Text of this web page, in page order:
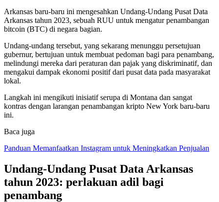
Arkansas baru-baru ini mengesahkan Undang-Undang Pusat Data
Arkansas tahun 2023, sebuah RUU untuk mengatur penambangan
bitcoin (BTC) di negara bagian.
Undang-undang tersebut, yang sekarang menunggu persetujuan
gubernur, bertujuan untuk membuat pedoman bagi para penambang,
melindungi mereka dari peraturan dan pajak yang diskriminatif, dan
mengakui dampak ekonomi positif dari pusat data pada masyarakat
lokal.
Langkah ini mengikuti inisiatif serupa di Montana dan sangat
kontras dengan larangan penambangan kripto New York baru-baru
ini.
Baca juga
Panduan Memanfaatkan Instagram untuk Meningkatkan Penjualan
Undang-Undang Pusat Data Arkansas
tahun 2023: perlakuan adil bagi
penambang